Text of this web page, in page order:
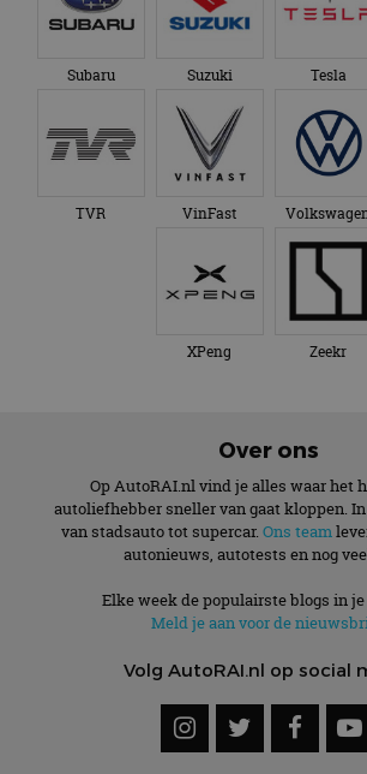
Subaru Suzuki Tesla
TVR VinFast
XPeng Zeekr
Over ons
Op AutoRAI.nl vind je alles waar het
autoliefhebber sneller van gaat kloppen. In
van stadsauto tot supercar. Ons team
autonieuws, autotests en nog
Elke week de populairste blogs in
Meld je aan voor de
Volg AutoRAI.nl op social